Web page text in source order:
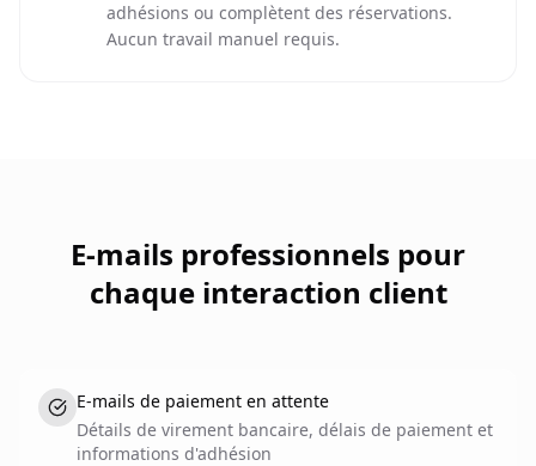
adhésions ou complètent des réservations.
Aucun travail manuel requis.
E-mails professionnels pour
chaque interaction client
E-mails de paiement en attente
Détails de virement bancaire, délais de paiement et
informations d'adhésion